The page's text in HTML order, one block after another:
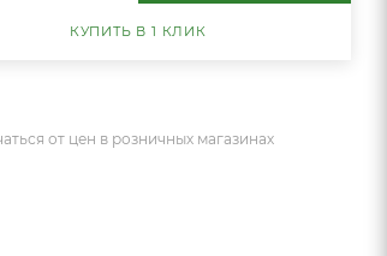
КУПИТЬ В 1 КЛИК
от цен в розничных магазинах